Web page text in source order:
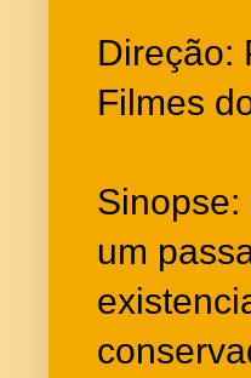
Direção:
Filmes
um